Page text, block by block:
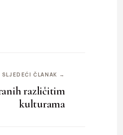
SLJEDEĆI ČLANAK →
različitim
kulturama